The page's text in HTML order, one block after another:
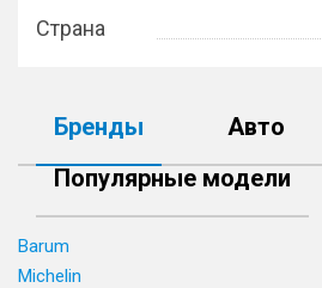
Страна
Бренды
Авто
Популярные модели
Barum
Michelin